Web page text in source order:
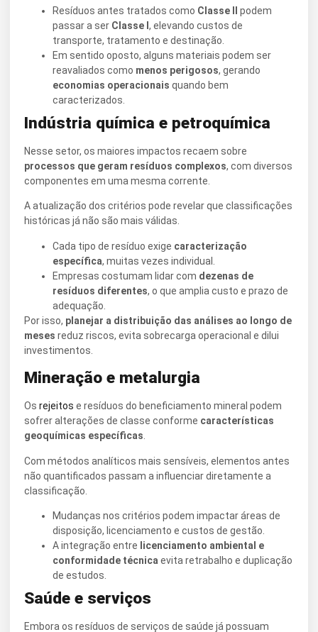
Resíduos antes tratados como Classe II
podem
passar a ser Classe I , elevando custos de
transporte, tratamento e destinação.
Em sentido oposto, alguns materiais podem ser
reavaliados como menos perigosos, gerando
economias operacionais quando bem
caracterizados.
Indústria química e petroquímica
Nesse setor, os maiores impactos recaem sobre
processos que geram resíduos complexos, com diversos
componentes em uma mesma corrente.
A atualização dos critérios pode revelar que classificações
históricas já não são mais válidas.
Cada tipo de resíduo exige caracterização
específica, muitas vezes individual.
Empresas costumam lidar com dezenas de
resíduos diferentes, o que amplia custo e prazo de
adequação.
Por isso, planejar a distribuição das análises ao longo de
meses reduz riscos, evita sobrecarga operacional e dilui
investimentos.
Mineração e metalurgia
Os rejeitos e resíduos do beneficiamento mineral podem
sofrer alterações de classe conforme características
geoquímicas específicas
Com métodos analíticos mais sensíveis, elementos antes
não quantificados passam a influenciar diretamente a
classificação.
Mudanças nos critérios podem impactar áreas de
disposição, licenciamento e custos de gestão.
A integração entre licenciamento ambiental e
conformidade técnica evita retrabalho e duplicação
de estudos.
Saúde e serviços
Embora os resíduos de serviços de saúde já possuam